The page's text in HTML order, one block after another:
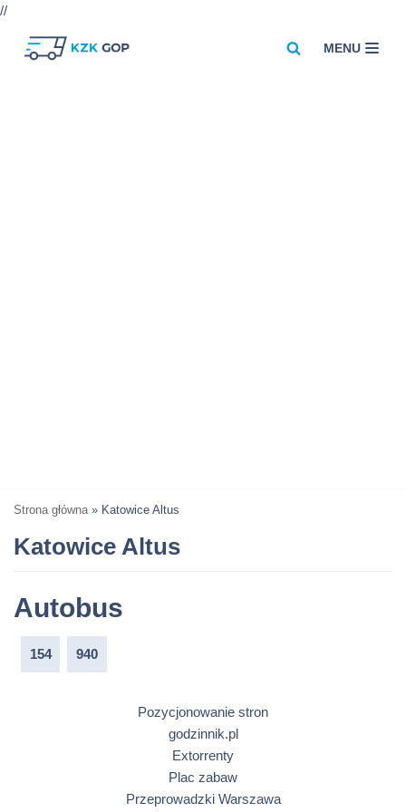
//
MENU
Strona główna » Katowice Altus
Katowice Altus
Autobus
154 940
Pozycjonowanie stron
godzinnik.pl
Extorrenty
Plac zabaw
Przeprowadzki Warszawa